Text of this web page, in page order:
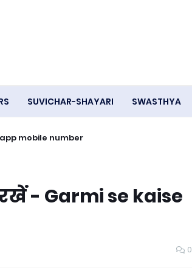
SUVICHAR-SHAYARI SWASTHYA
mobile number
- Garmi se kaise
0